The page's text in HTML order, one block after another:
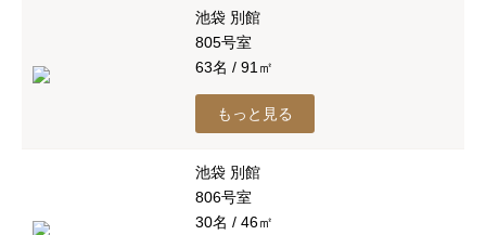
池袋 別館
805号室
63名 / 91㎡
もっと見る
池袋 別館
806号室
30名 / 46㎡